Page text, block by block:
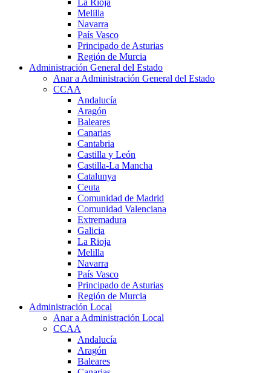
Melilla
Navarra
País Vasco
Principado de Asturias
Región de Murcia
Administración General del Estado
Anar a Administración General del Estado
CCAA
Andalucía
Aragón
Baleares
Canarias
Cantabria
Castilla y León
Castilla-La Mancha
Catalunya
Ceuta
Comunidad de Madrid
Comunidad Valenciana
Extremadura
Galicia
La Rioja
Melilla
Navarra
País Vasco
Principado de Asturias
Región de Murcia
Administración Local
Anar a Administración Local
CCAA
Andalucía
Aragón
Baleares